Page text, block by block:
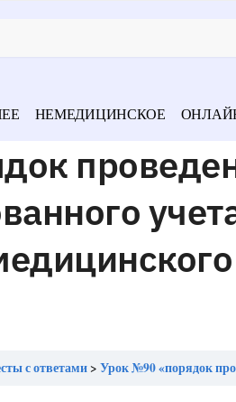
НЕМЕДИЦИНСКОЕ
с ответами Урок №90 «порядок проведения